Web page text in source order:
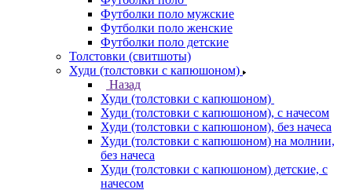
Футболки поло мужские
Футболки поло женские
Футболки поло детские
Толстовки (свитшоты)
Худи (толстовки с капюшоном)
Назад
Худи (толстовки с капюшоном)
Худи (толстовки c капюшоном), с начесом
Худи (толстовки c капюшоном), без начеса
Худи (толстовки с капюшоном) на молнии,
без начеса
Худи (толстовки c капюшоном) детские, с
начесом